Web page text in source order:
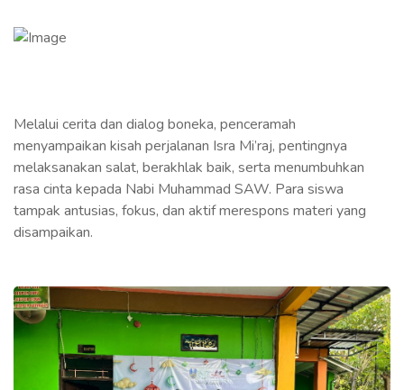
Melalui cerita dan dialog boneka, penceramah
menyampaikan kisah perjalanan Isra Mi’raj, pentingnya
melaksanakan salat, berakhlak baik, serta menumbuhkan
rasa cinta kepada Nabi Muhammad SAW. Para siswa
tampak antusias, fokus, dan aktif merespons materi yang
disampaikan.